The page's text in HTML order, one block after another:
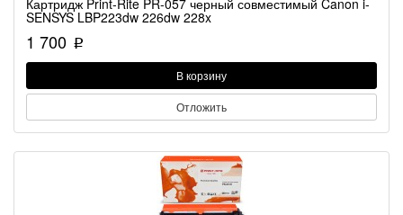
Картридж Print-Rite PR-057 черный совместимый Canon i-
SENSYS LBP223dw 226dw 228x
1 700 p
В корзину
Отложить